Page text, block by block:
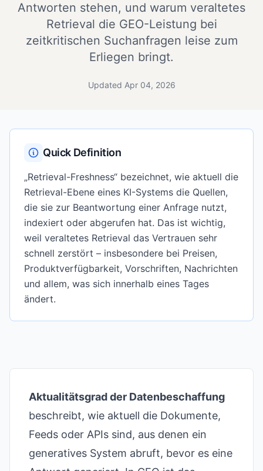
Antworten stehen, und warum veraltetes
Retrieval die GEO-Leistung bei
zeitkritischen Suchanfragen leise zum
Erliegen bringt.
Updated Apr 04, 2026
Quick Definition
„Retrieval-Freshness“ bezeichnet, wie aktuell die
Retrieval-Ebene eines KI-Systems die Quellen,
die sie zur Beantwortung einer Anfrage nutzt,
indexiert oder abgerufen hat. Das ist wichtig,
weil veraltetes Retrieval das Vertrauen sehr
schnell zerstört – insbesondere bei Preisen,
Produktverfügbarkeit, Vorschriften, Nachrichten
und allem, was sich innerhalb eines Tages
ändert.
Aktualitätsgrad der Datenbeschaffung
beschreibt, wie aktuell die Dokumente,
Feeds oder APIs sind, aus denen ein
generatives System abruft, bevor es eine